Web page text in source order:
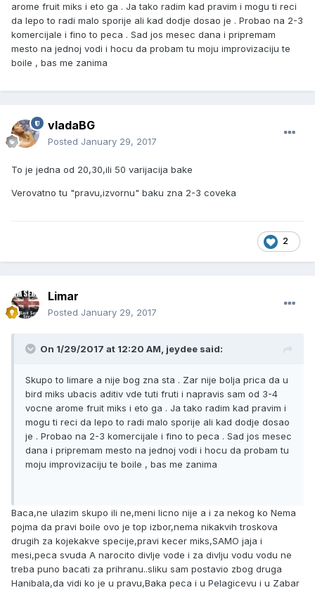
arome fruit miks i eto ga . Ja tako radim kad pravim i mogu ti reci
da lepo to radi malo sporije ali kad dodje dosao je . Probao na 2-3
komercijale i fino to peca . Sad jos mesec dana i pripremam
mesto na jednoj vodi i hocu da probam tu moju improvizaciju te
boile , bas me zanima
vladaBG
Posted January 29, 2017
To je jedna od 20,30,ili 50 varijacija bake
Verovatno tu "pravu,izvornu" baku zna 2-3 coveka
2
Limar
Posted January 29, 2017
On 1/29/2017 at 12:20 AM, jeydee said:
Skupo to limare a nije bog zna sta . Zar nije bolja prica da u
bird miks ubacis aditiv vde tuti fruti i napravis sam od 3-4
vocne arome fruit miks i eto ga . Ja tako radim kad pravim i
mogu ti reci da lepo to radi malo sporije ali kad dodje dosao
je . Probao na 2-3 komercijale i fino to peca . Sad jos mesec
dana i pripremam mesto na jednoj vodi i hocu da probam tu
moju improvizaciju te boile , bas me zanima
Baca,ne ulazim skupo ili ne,meni licno nije a i za nekog ko Nema
pojma da pravi boile ovo je top izbor,nema nikakvih troskova
drugih za kojekakve specije,pravi kecer miks,SAMO jaja i
mesi,peca svuda A narocito divlje vode i za divlju vodu vodu ne
treba puno bacati za prihranu..sliku sam postavio zbog druga
Hanibala,da vidi ko je u pravu,Baka peca i u Pelagicevu i u Zabar